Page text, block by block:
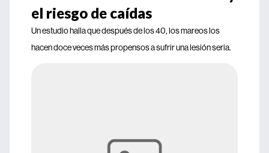
el riesgo de caídas
Un estudio halla que después de los 40, los mareos los
hacen doce veces más propensos a sufrir una lesión seria.